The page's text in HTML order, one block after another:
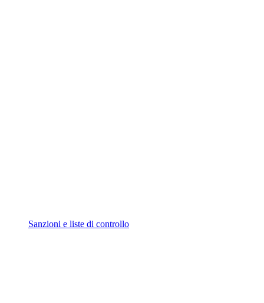
Sanzioni e liste di controllo